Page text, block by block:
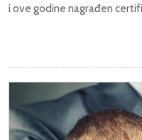
i ove godine nagrađen